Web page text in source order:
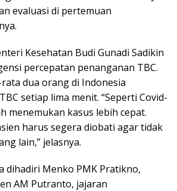
evaluasi di pertemuan
Kesehatan Budi Gunadi Sadikin
percepatan penanganan TBC.
dua orang di Indonesia
setiap lima menit. “Seperti Covid-
menemukan kasus lebih cepat.
harus segera diobati agar tidak
lain,” jelasnya.
dihadiri Menko PMK Pratikno,
AM Putranto, jajaran